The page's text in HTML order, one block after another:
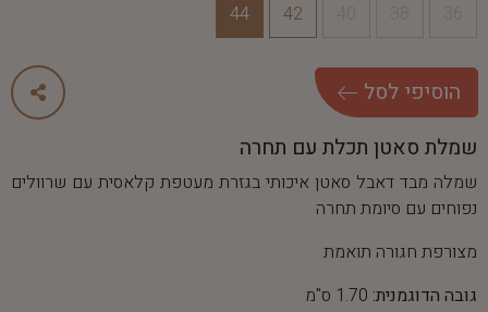
42
44
הוסיפי לסל
שמלת סאטן תכלת עם תחרה
שמלה מבד דאבל סאטן איכותי בגזרת מעטפת קלאסית עם שרוולים
נפוחים עם סיומת תחרה
מצורפת חגורה תואמת
גובה הדוגמנית: 1.70 ס"מ